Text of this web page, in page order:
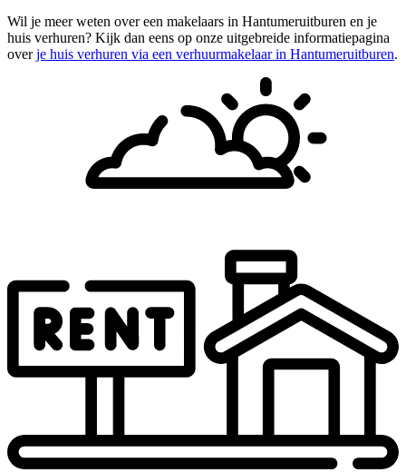
Wil je meer weten over een makelaars in Hantumeruitburen en je
huis verhuren? Kijk dan eens op onze uitgebreide informatiepagina
overje huis verhuren via een verhuurmakelaar in Hantumeruitburen.